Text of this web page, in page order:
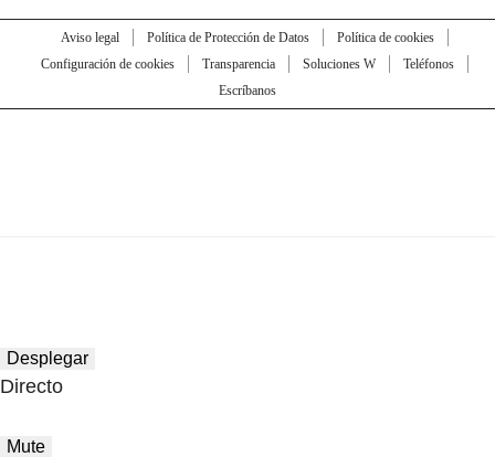
Aviso legal Política de Protección de Datos
Política de cookies
Configuración de cookies
Transparencia Soluciones W
Teléfonos
Escríbanos
Desplegar
Directo
Mute